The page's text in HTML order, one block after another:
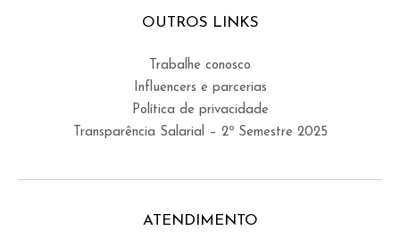
OUTROS LINKS
Trabalhe conosco
Influencers e parcerias
Política de privacidade
Transparência Salarial – 2º Semestre 2025
ATENDIMENTO